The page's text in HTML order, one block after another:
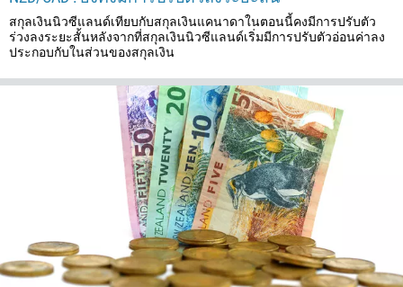
สกุลเงินนิวซีแลนด์เทียบกับสกุลเงินแคนาดาในตอนนี้คงมีการปรับตัว
ร่วงลงระยะสั้นหลังจากที่สกุลเงินนิวซีแลนด์เริ่มมีการปรับตัวอ่อนค่าลง
ประกอบกับในส่วนของสกุลเงิน
213
1684
376
1264
297
กรอกอีเมลของคุณ
กรอกความเห็นของคุณ หากคุณต้องการ
โทรกลับ